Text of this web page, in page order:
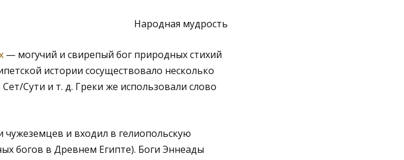
Народная мудрость
— могучий и свирепый бог природных стихий
истории сосуществовало несколько
Сути и т. д. Греки же использовали слово
чужеземцев и входил в гелиопольскую
богов в Древнем Египте). Боги Эннеады